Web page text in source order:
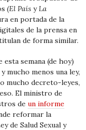
(El País yLa
en portada de la
de la prensa en
de forma similar.
semana (de hoy)
mucho menos una ley,
mucho decreto-leyes,
El ministro de
deun informe
reformar la
de Salud Sexual y